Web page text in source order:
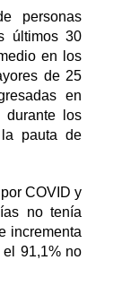
personas
últimos 30
en los
de 25
en
durante los
pauta de
COVID y
no tenía
incrementa
91,1% no